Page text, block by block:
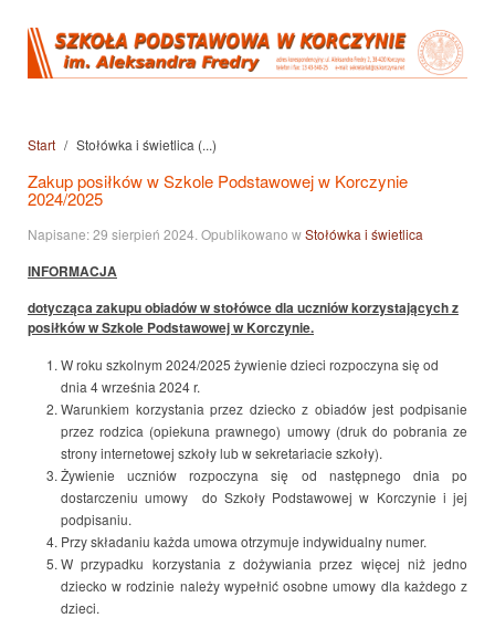
Start Stołówka i świetlica (...)
Zakup posiłków w Szkole Podstawowej w Korczynie
2024/2025
Napisane:29 sierpień 2024 . Opublikowano wStołówka i świetlica
INFORMACJA
dotycząca zakupu obiadów w stołówce dla uczniów korzystających z
posiłków w Szkole Podstawowej w Korczynie.
W roku szkolnym 2024/2025 żywienie dzieci rozpoczyna się od
dnia 4 września 2024 r.
Warunkiem korzystania przez dziecko z obiadów jest podpisanie
przez rodzica (opiekuna prawnego) umowy (druk do pobrania ze
strony internetowej szkoły lub w sekretariacie szkoły).
Żywienie uczniów rozpoczyna się od następnego dnia po
dostarczeniu umowy do Szkoły Podstawowej w Korczynie i jej
podpisaniu.
Przy składaniu każda umowa otrzymuje indywidualny numer.
W przypadku korzystania z dożywiania przez więcej niż jedno
dziecko w rodzinie należy wypełnić osobne umowy dla każdego z
dzieci.